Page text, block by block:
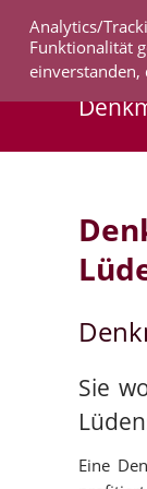
Analytics/
Funktionalität
einverstanden,
Sie
Eine